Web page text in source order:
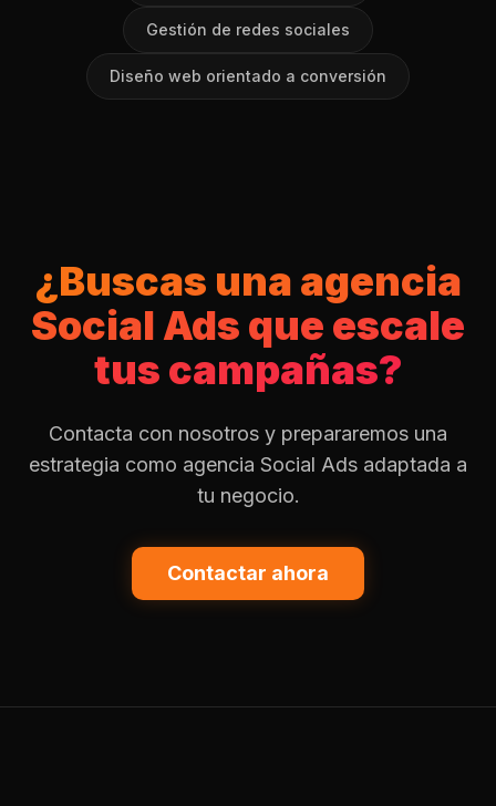
Gestión de redes sociales
Diseño web orientado a conversión
¿Buscas una agencia
Social Ads que escale
tus campañas?
Contacta con nosotros y prepararemos una
estrategia como agencia Social Ads adaptada a
tu negocio.
Contactar ahora